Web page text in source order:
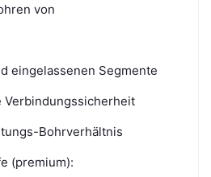
von
eingelassenen Segmente
Verbindungssicherheit
Bohrverhältnis
(premium):